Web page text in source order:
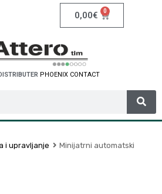
0,00€ 0
PHOENIX CONTACT
i upravljanje
Minijatrni automatski